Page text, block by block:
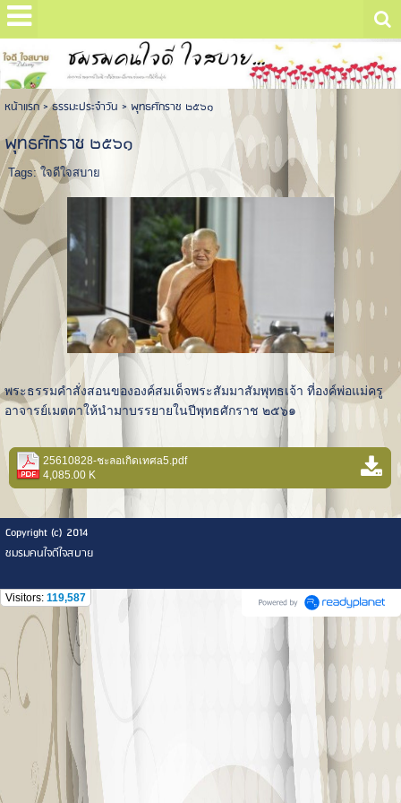
หน้าแรก>ธรรมะประจำวัน > พุทธศักราช ๒๕๖๑
พุทธศักราช ๒๕๖๑
Tags: ใจดีใจสบาย
พระธรรมคำสั่งสอนขององค์สมเด็จพระสัมมาสัมพุทธเจ้า ที่องค์พ่อแม่ครู
อาจารย์เมตตาให้นำมาบรรยายในปีพุทธศักราช ๒๕๖๑
25610828-ชะลอเกิดเทศa5.pdf
4,085.00 K
Copyright (c) 2014
ชมรมคนใจดีใจสบาย
Visitors: 119,587